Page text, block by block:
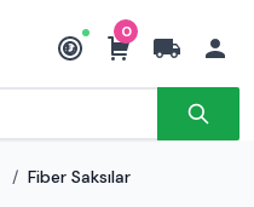
₺
0
/ Fiber Saksılar